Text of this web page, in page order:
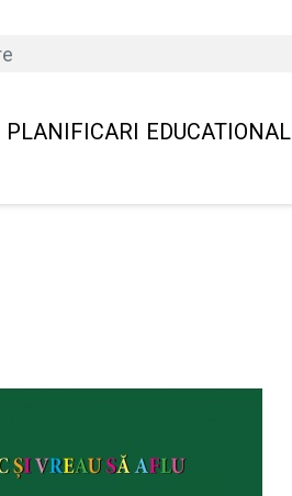
PLANIFICARI EDUCATIONAL